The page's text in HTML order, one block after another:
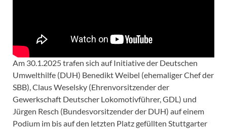
Am 30.1.2025 trafen sich auf Initiative der Deutschen
Umwelthilfe (DUH) Benedikt Weibel (ehemaliger Chef der
SBB), Claus Weselsky (Ehrenvorsitzender der
Gewerkschaft Deutscher Lokomotivführer, GDL) und
Jürgen Resch (Bundesvorsitzender der DUH) auf einem
Podium im bis auf den letzten Platz gefüllten Stuttgarter